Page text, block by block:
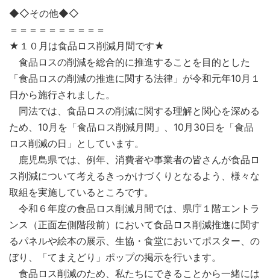
◆◇その他◆◇
＝＝＝＝＝＝＝＝＝＝
★１０月は食品ロス削減月間です★
食品ロスの削減を総合的に推進することを目的とした
「食品ロスの削減の推進に関する法律」が令和元年10月１
日から施行されました。
同法では、食品ロスの削減に関する理解と関心を深める
ため、10月を「食品ロス削減月間」、10月30日を「食品
ロス削減の日」としています。
鹿児島県では、例年、消費者や事業者の皆さんが食品ロ
ス削減について考えるきっかけづくりとなるよう、様々な
取組を実施しているところです。
令和６年度の食品ロス削減月間では、県庁１階エントラ
ンス（正面左側階段前）において食品ロス削減推進に関す
るパネルや絵本の展示、生協・食堂においてポスター、の
ぼり、「てまえどり」ポップの掲示を行います。
食品ロス削減のため、私たちにできることから一緒には